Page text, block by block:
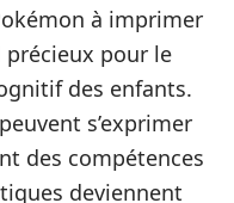
à imprimer
pour le
des enfants.
s’exprimer
des compétences
deviennent